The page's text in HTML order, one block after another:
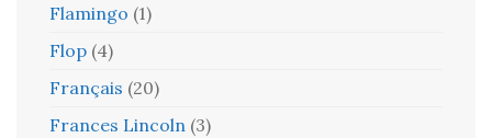
Flamingo (1)
Flop (4)
Français (20)
Frances Lincoln (3)